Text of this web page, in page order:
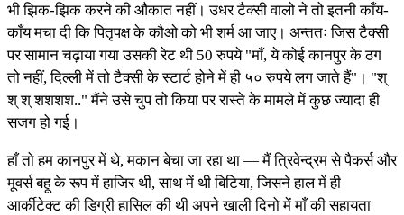
भी झिक-झिक करने की औकात नहीं। उधर टैक्सी वालो ने तो इतनी काँय-
काँय मचा दी कि पितृपक्ष के कौओ को भी शर्म आ जाए। अन्ततः जिस टैक्सी
पर सामान चढ़ाया गया उसकी रेट थी 50 रुपये "माँ, ये कोई कानपुर के ठग
तो नहीं, दिल्ली में तो टैक्सी के स्टार्ट होने में ही ५० रुपये लग जाते हैं"। "श्
श् श् शशशश.." मैंने उसे चुप तो किया पर रास्ते के मामले में कुछ ज्यादा ही
सजग हो गई।
हाँ तो हम कानपुर में थे, मकान बेचा जा रहा था — मैं त्रिवेन्द्रम से पैकर्स और
मूवर्स बहू के रूप में हाजिर थी, साथ में थी बिटिया, जिसने हाल में ही
आर्कीटेक्ट की डिग्री हासिल की थी अपने खाली दिनो में माँ की सहायता